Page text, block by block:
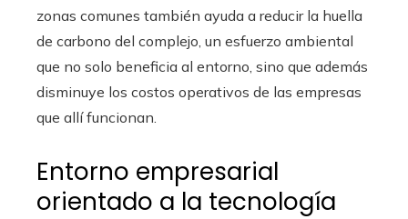
zonas comunes también ayuda a reducir la huella
de carbono del complejo, un esfuerzo ambiental
que no solo beneficia al entorno, sino que además
disminuye los costos operativos de las empresas
que allí funcionan.
Entorno empresarial
orientado a la tecnología